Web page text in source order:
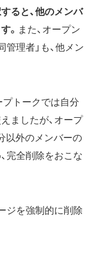
ると、他のメンバ
。 また、オープン
理者」も、他メン
プトークでは自分
ましたが、オープ
以外のメンバーの
完全削除をおこな
ジを強制的に削除